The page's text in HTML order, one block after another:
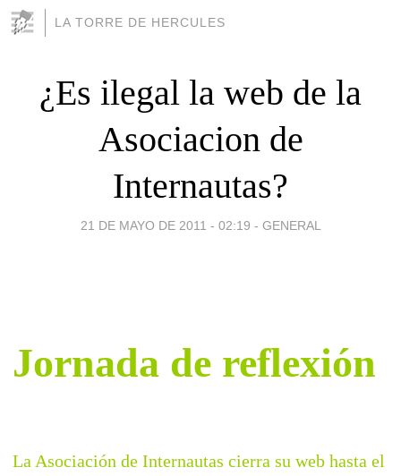
LA TORRE DE HERCULES
¿Es ilegal la web de la
Asociacion de
Internautas?
21 DE MAYO DE 2011 - 02:19 - GENERAL
Jornada de reflexión
La Asociación de Internautas cierra su web hasta el